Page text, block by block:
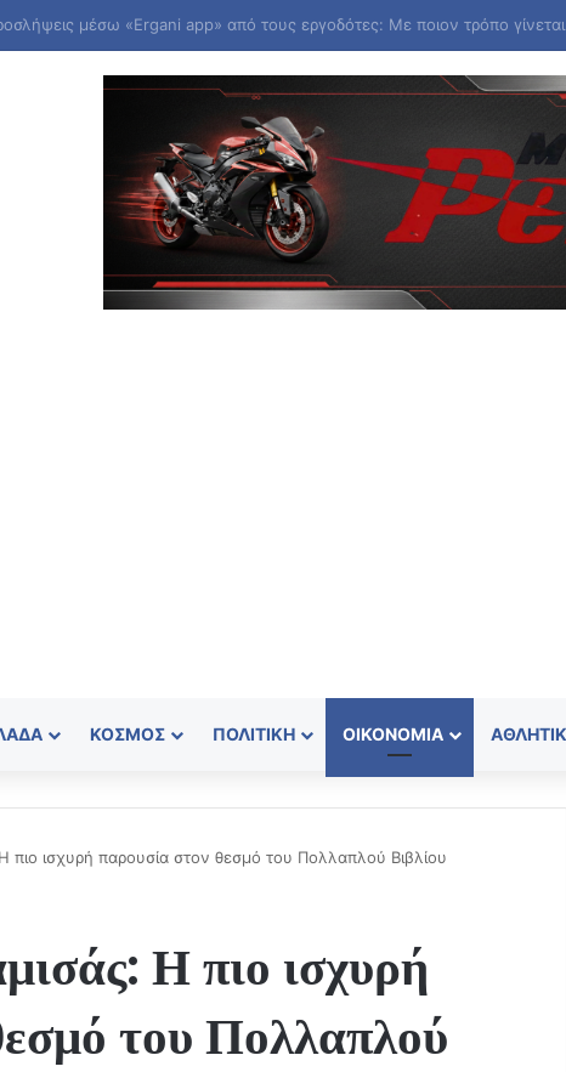
στο 1-1 ο Παναθηναϊκός με την ΤΣΣΚΑ 1948 – Η πρόκριση θα κριθεί
ΚΌΣΜΟΣ ΠΟΛΙΤΙΚΉ ΟΙΚΟΝΟΜΊΑ
πιο ισχυρή παρουσία στον θεσμό του Πολλαπλού Βιβλίου
Η πιο ισχυρή
του Πολλαπλού